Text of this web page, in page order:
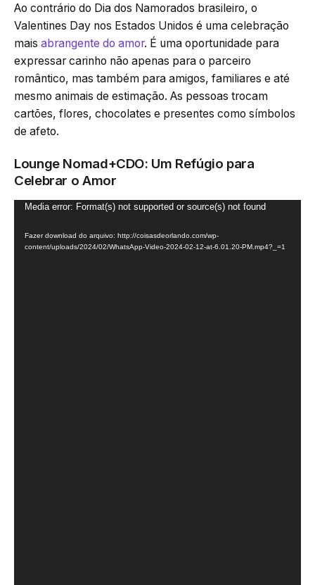
Ao contrário do Dia dos Namorados brasileiro, o
Valentines Day nos Estados Unidos é uma celebração
mais abrangente do amor. É uma oportunidade para
expressar carinho não apenas para o parceiro
romântico, mas também para amigos, familiares e até
mesmo animais de estimação. As pessoas trocam
cartões, flores, chocolates e presentes como símbolos
de afeto.
Lounge Nomad+CDO: Um Refúgio para
Celebrar o Amor
Tocador
vídeo
Media error: Format(s) not supported or source(s) not found
Fazer download do arquivo: http://coisasdeorlando.com/wp-
content/uploads/2024/02/WhatsApp-Video-2024-02-12-at-6.01.20-PM.mp4?_=1